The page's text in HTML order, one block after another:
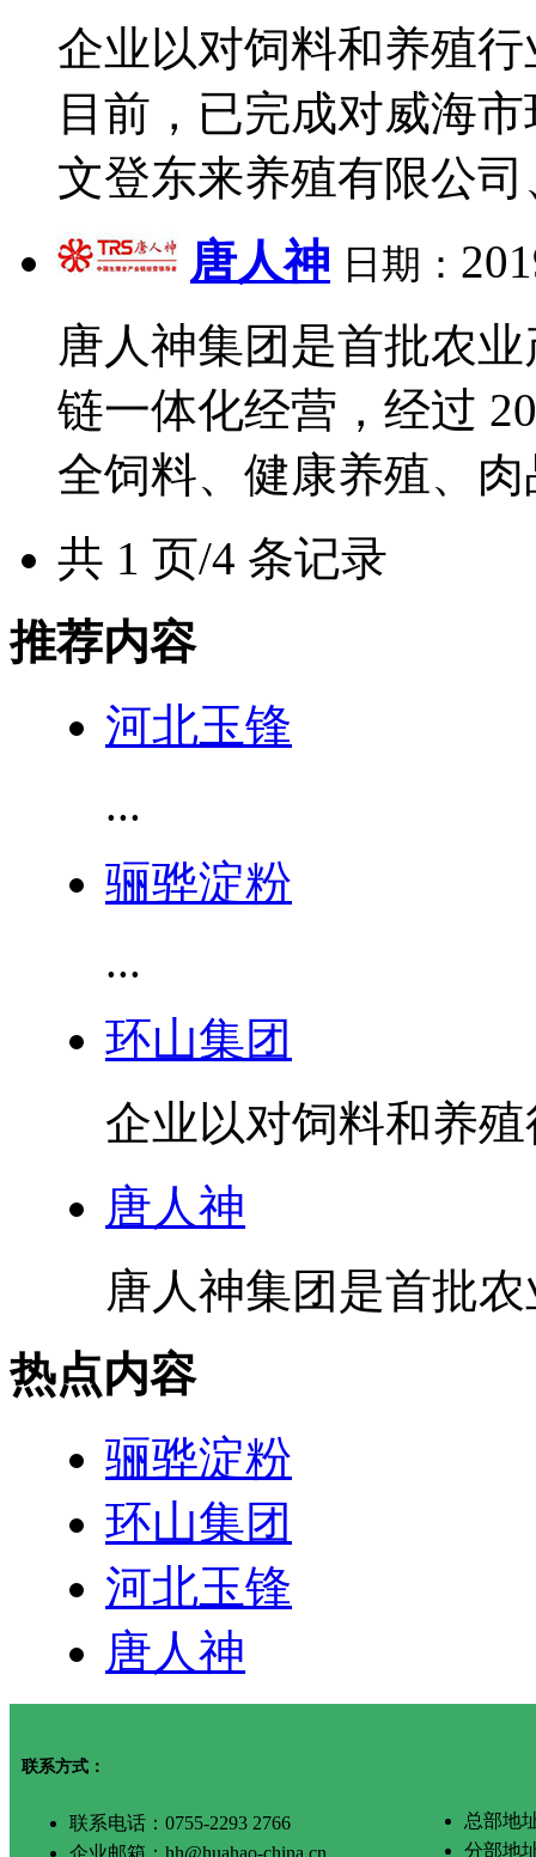
企业以对饲料和养殖
目前，已完成对威海
文登东来养殖有限公
唐人神 日期：
唐人神集团是首批农
链一体化经营，经过
全饲料、健康养殖、
共 1 页/4 条记录
推荐内容
河北玉锋
...
骊骅淀粉
...
环山集团
企业以对饲料和养
唐人神
唐人神集团是首批
热点内容
骊骅淀粉
环山集团
河北玉锋
唐人神
联系方式：
联系电话：0755-2293 2766
企业邮箱：hh@huahao-china.cn
总部地
分部地